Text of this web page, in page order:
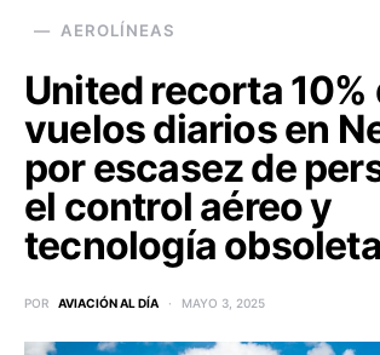
AEROLÍNEAS
United recorta 10%
vuelos diarios en
por escasez de
el control aéreo y
tecnología obsoleta
POR AVIACIÓN AL DÍA MAYO 3, 2025